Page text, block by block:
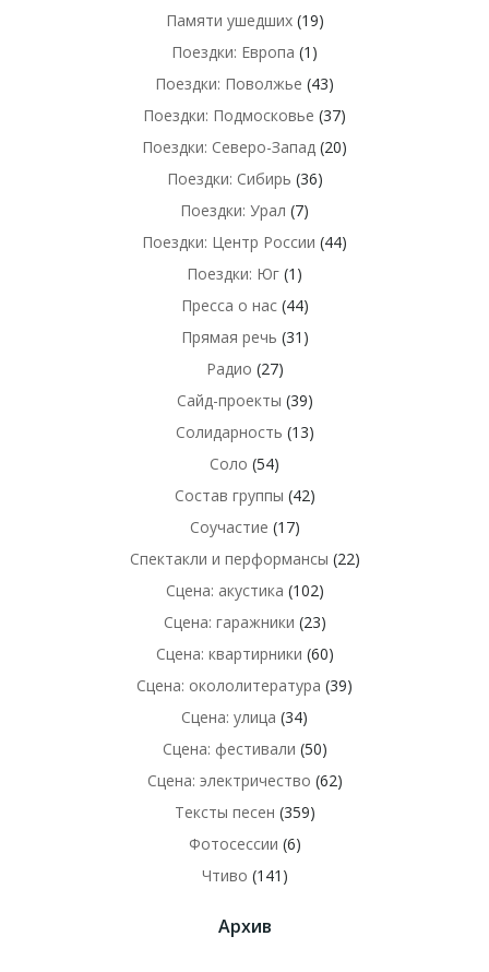
Памяти ушедших(19)
Поездки: Европа (1)
Поездки: Поволжье (43)
Поездки: Подмосковье (37)
Поездки: Северо-Запад (20)
Поездки: Сибирь (36)
Поездки: Урал (7)
Поездки: Центр России (44)
Поездки: Юг (1)
Пресса о нас(44)
Прямая речь (31)
Радио (27)
Сайд-проекты (39)
Солидарность (13)
Соло (54)
Состав группы (42)
Соучастие (17)
Спектакли и перформансы (22)
Сцена: акустика (102)
Сцена: гаражники (23)
Сцена: квартирники (60)
Сцена: окололитература (39)
Сцена: улица (34)
Сцена: фестивали (50)
Сцена: электричество (62)
Тексты песен (359)
Фотосессии (6)
Чтиво (141)
Архив